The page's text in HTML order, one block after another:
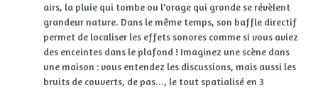
airs, la pluie qui tombe ou l'orage qui gronde se révèlent
grandeur nature. Dans le même temps, son baffle directif
permet de localiser les effets sonores comme si vous aviez
des enceintes dans le plafond ! Imaginez une scène dans
une maison : vous entendez les discussions, mais aussi les
bruits de couverts, de pas..., le tout spatialisé en 3